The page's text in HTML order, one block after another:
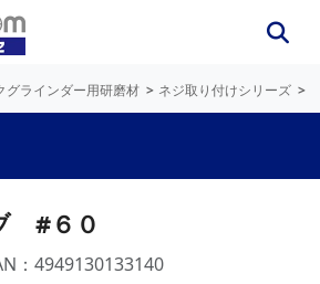
グラインダー用研磨材 ネジ取り付けシリーズ
#６０
：4949130133140